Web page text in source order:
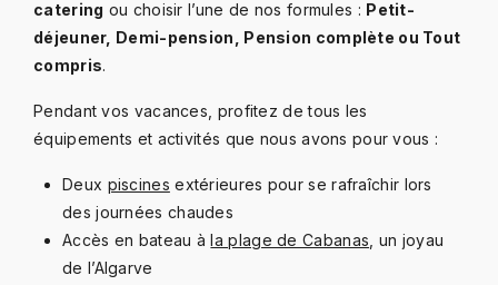
catering ou choisir l’une de nos formules : Petit-
déjeuner, Demi-pension, Pension complète ou Tout
compris.
Pendant vos vacances, profitez de tous les
équipements et activités que nous avons pour vous :
Deux piscines extérieures pour se rafraîchir lors
des journées chaudes
Accès en bateau àla plage de Cabanas , un joyau
de l’Algarve